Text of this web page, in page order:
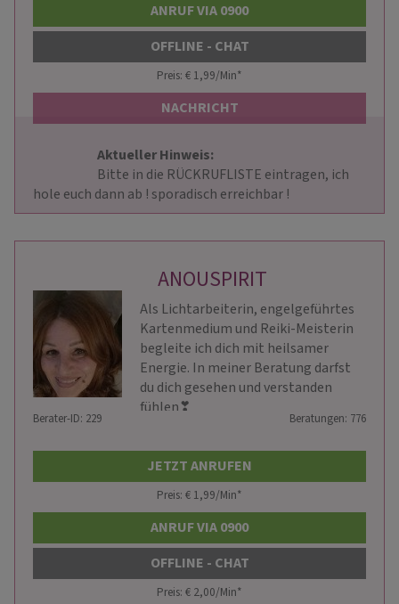
ANRUF VIA 0900
OFFLINE - CHAT
Preis: € 1,99/Min*
NACHRICHT
Aktueller Hinweis:
hole euch dann ab ! sporadisch erreichbar !
ANOUSPIRIT
Als Lichtarbeiterin, engelgeführtes
Kartenmedium und Reiki-Meisterin
begleite ich dich mit heilsamer
Energie. In meiner Beratung darfst
du dich gesehen und verstanden
fühlen❣ ️
Berater-ID: 229 Beratungen: 776
JETZT ANRUFEN
Preis: € 1,99/Min*
ANRUF VIA 0900
OFFLINE - CHAT
Preis: € 2,00/Min*